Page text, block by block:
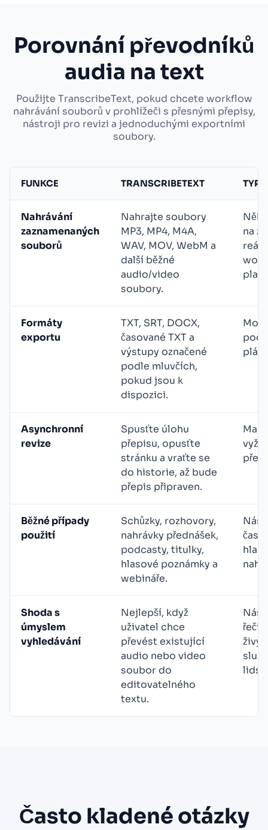
Porovnání převodníků
audia na text
Použijte TranscribeText, pokud chcete workflow
nahrávání souborů v prohlížeči s přesnými přepisy,
nástroji pro revizi a jednoduchými exportními
soubory.
FUNKCE TRANSCRIBETEXT
Nahrávání
zaznamenaných
souborů
Nahrajte soubory
MP3, MP4, M4A,
WAV, MOV, WebM a
další běžné
audio/video
soubory.
na
Formáty
exportu
TXT, SRT, DOCX,
časované TXT a
výstupy označené
podle mluvčích,
pokud jsou k
dispozici.
Asynchronní
revize
Spusťte úlohu
přepisu, opusťte
stránku a vraťte se
do historie, až bude
přepis připraven.
Běžné případy
použití
Schůzky, rozhovory,
nahrávky přednášek,
podcasty, titulky,
hlasové poznámky a
webináře.
Shoda s
úmyslem
vyhledávání
Nejlepší, když
uživatel chce
převést existující
audio nebo video
soubor do
editovatelného
textu.
řeči
živý
Často kladené otázky